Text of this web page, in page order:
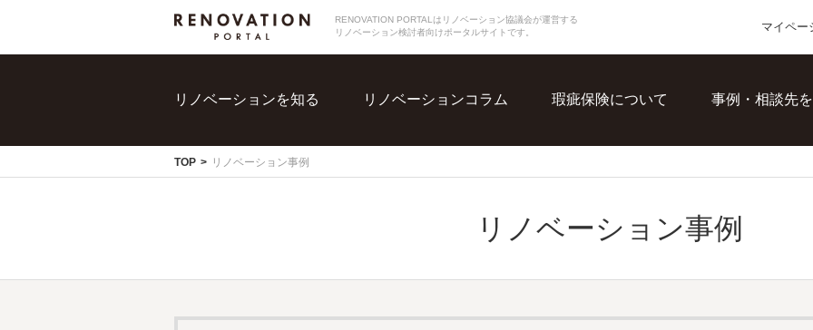
RENOVATION PORTALはリノベーション協議会が運営する
リノベーション検討者向けポータルサイトです。
マイペー
リノベーションを知る リノベーションコラム 瑕疵保険について 事例・相談先
TOP リノベーション事例
リノベーション事例